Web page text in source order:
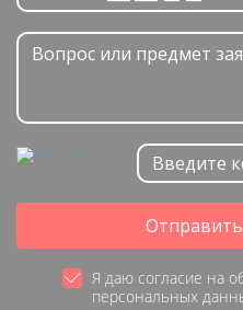
Я даю согласие на
персональных